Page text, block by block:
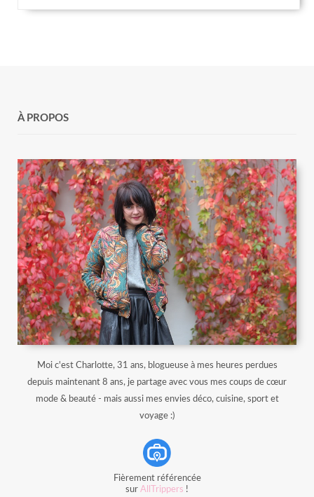
À PROPOS
Moi c'est Charlotte, 31 ans, blogueuse à mes heures perdues
depuis maintenant 8 ans, je partage avec vous mes coups de cœur
mode & beauté - mais aussi mes envies déco, cuisine, sport et
voyage :)
Fièrement référencée
sur AllTrippers !